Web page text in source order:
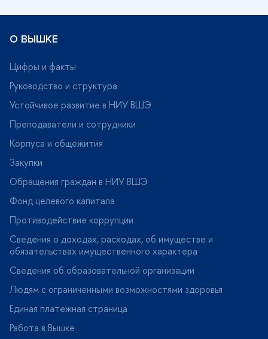
О ВЫШКЕ
Цифры и факты
Руководство и структура
Устойчивое развитие в НИУ ВШЭ
Преподаватели и сотрудники
Корпуса и общежития
Закупки
Обращения граждан в НИУ ВШЭ
Фонд целевого капитала
Противодействие коррупции
Сведения о доходах, расходах, об имуществе и
обязательствах имущественного характера
Сведения об образовательной организации
Людям с ограниченными возможностями здоровья
Единая платежная страница
Работа в Вышке